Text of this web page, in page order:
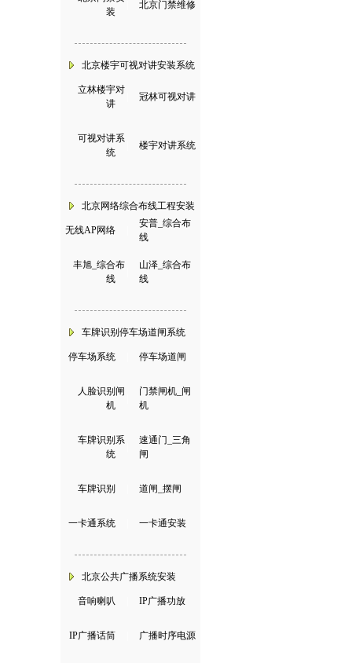
装
北京门禁维修
北京楼宇可视对讲安装系统
立林楼宇对
讲
冠林可视对讲
可视对讲系
统
楼宇对讲系统
北京网络综合布线工程安装
无线AP网络
安普_综合布
线
丰旭_综合布
线
山泽_综合布
线
车牌识别停车场道闸系统
停车场系统 停车场道闸
人脸识别闸
机
门禁闸机_闸
机
车牌识别系
统
速通门_三角
闸
车牌识别 道闸_摆闸
一卡通系统 一卡通安装
北京公共广播系统安装
音响喇叭 IP广播功放
IP广播话筒 广播时序电源